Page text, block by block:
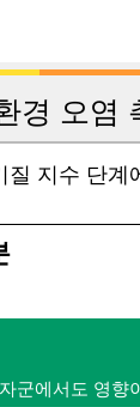
경 오염
질 지수 단계
군에서도 영향